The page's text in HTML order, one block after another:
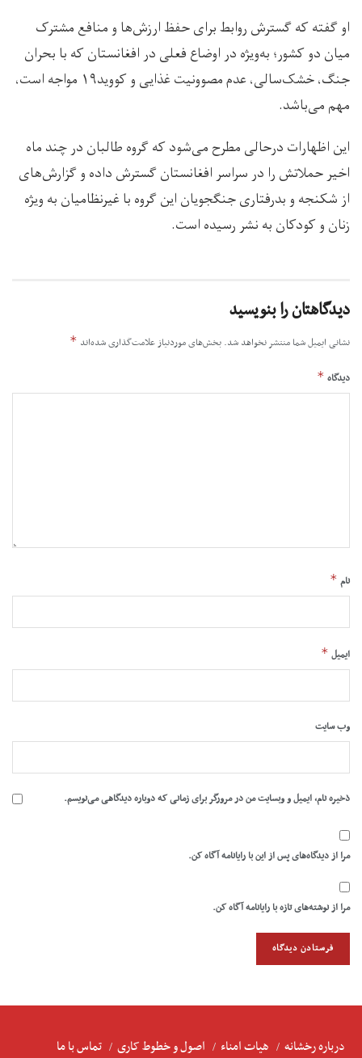
او گفته که گسترش روابط برای حفظ ارزش‌ها و منافع مشترک
میان دو کشور؛ به‌ویژه در اوضاع فعلی در افغانستان که با بحران
جنگ، خشک‌سالی، عدم مصوونیت غذایی و کووید۱۹ مواجه است،
مهم می‌باشد.
این اظهارات درحالی مطرح می‌شود که گروه طالبان در چند ماه
اخیر حملاتش را در سراسر افغانستان گسترش داده و گزارش‌های
از شکنجه و بدرفتاری جنگجویان این گروه با غیرنظامیان به ویژه
زنان و کودکان به نشر رسیده است.
دیدگاهتان را بنویسید
نشانی ایمیل شما منتشر نخواهد شد. بخش‌های موردنیاز علامت‌گذاری شده‌اند *
دیدگاه *
نام *
ایمیل *
وب‌ سایت
ذخیره نام، ایمیل و وبسایت من در مرورگر برای زمانی که دوباره دیدگاهی می‌نویسم.
مرا از دیدگاه‌های پس از این با رایانامه آگاه کن.
مرا از نوشته‌های تازه با رایانامه آگاه کن.
درباره رخشانه هیات امناء اصول و خطوط کاری تماس با ما